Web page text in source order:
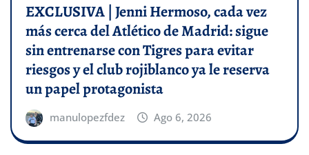
EXCLUSIVA | Jenni Hermoso, cada vez
más cerca del Atlético de Madrid: sigue
sin entrenarse con Tigres para evitar
riesgos y el club rojiblanco ya le reserva
un papel protagonista
manulopezfdez Ago 6, 2026